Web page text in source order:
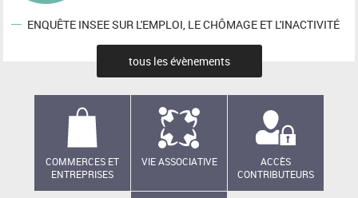
ENQUÊTE INSEE SUR L'EMPLOI, LE CHÔMAGE ET L'INACTIVITÉ
tous les évènements
COMMERCES ET
ENTREPRISES
VIE ASSOCIATIVE
ACCÈS
CONTRIBUTEURS